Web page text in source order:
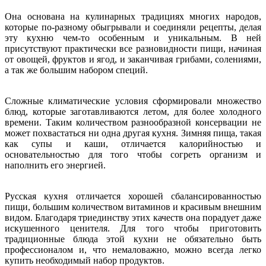
Она основана на кулинарных традициях многих народов,
которые по-разному обыгрывали и соединяли рецепты, делая
эту кухню чем-то особенным и уникальным. В ней
присутствуют практически все разновидности пищи, начиная
от овощей, фруктов и ягод, и заканчивая грибами, солениями,
а так же большим набором специй.
Сложные климатические условия сформировали множество
блюд, которые заготавливаются летом, для более холодного
времени. Таким количеством разнообразной консервации не
может похвастаться ни одна другая кухня. Зимняя пища, такая
как супы и каши, отличается калорийностью и
основательностью для того чтобы согреть организм и
наполнить его энергией.
Русская кухня отличается хорошей сбалансированностью
пищи, большим количеством витаминов и красивым внешним
видом. Благодаря триединству этих качеств она порадует даже
искушенного ценителя. Для того чтобы приготовить
традиционные блюда этой кухни не обязательно быть
профессионалом и, что немаловажно, можно всегда легко
купить необходимый набор продуктов.